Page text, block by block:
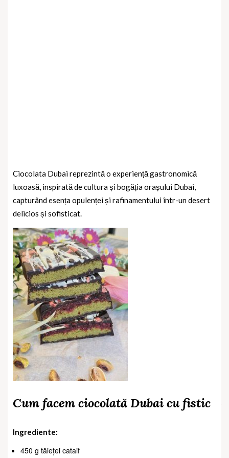
Ciocolata Dubai reprezintă o experiență gastronomică
luxoasă, inspirată de cultura și bogăția orașului Dubai,
capturând esența opulenței și rafinamentului într-un desert
delicios și sofisticat.
Cum facem ciocolată Dubai cu fistic
Ingrediente:
450 g tăieței cataif